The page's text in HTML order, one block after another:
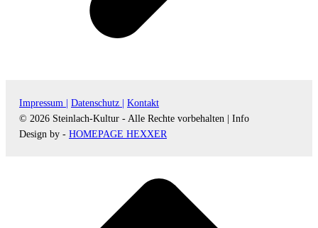
Impressum | Datenschutz |
Kontakt
© 2026 Steinlach-Kultur - Alle Rechte vorbehalten |
Info
Design by - HOMEPAGE HEXXER